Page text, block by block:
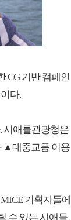
CG 기반 캠페인
다.
시애틀관광청은
▲대중교통 이용
기획자들에
수 있는 시애틀